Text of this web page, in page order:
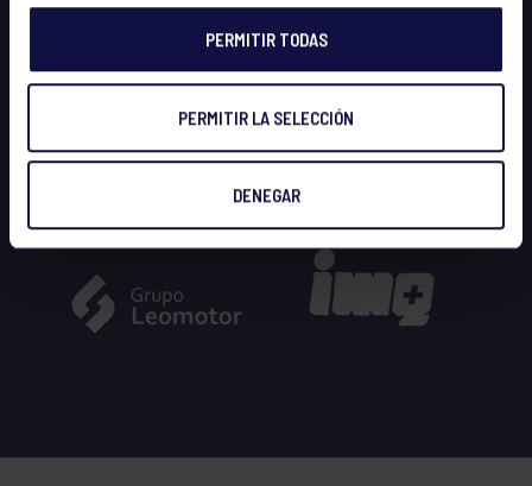
PERMITIR TODAS
PERMITIR LA SELECCIÓN
DENEGAR